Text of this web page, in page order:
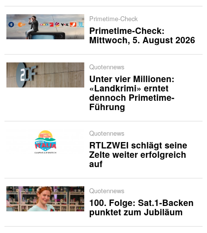
Primetime-Check
Primetime-Check:
Mittwoch, 5. August 2026
Quotennews
Unter vier Millionen:
«Landkrimi» erntet
dennoch Primetime-
Führung
Quotennews
RTLZWEI schlägt seine
Zelte weiter erfolgreich
auf
Quotennews
100. Folge: Sat.1-Backen
punktet zum Jubiläum